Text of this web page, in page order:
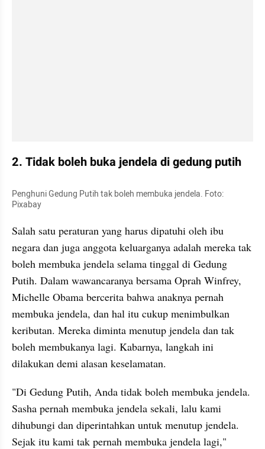
2. Tidak boleh buka jendela di gedung putih
Penghuni Gedung Putih tak boleh membuka jendela. Foto:
Pixabay
Salah satu peraturan yang harus dipatuhi oleh ibu
negara dan juga anggota keluarganya adalah mereka tak
boleh membuka jendela selama tinggal di Gedung
Putih. Dalam wawancaranya bersama Oprah Winfrey,
Michelle Obama bercerita bahwa anaknya pernah
membuka jendela, dan hal itu cukup menimbulkan
keributan. Mereka diminta menutup jendela dan tak
boleh membukanya lagi. Kabarnya, langkah ini
dilakukan demi alasan keselamatan.
"Di Gedung Putih, Anda tidak boleh membuka jendela.
Sasha pernah membuka jendela sekali, lalu kami
dihubungi dan diperintahkan untuk menutup jendela.
Sejak itu kami tak pernah membuka jendela lagi,"